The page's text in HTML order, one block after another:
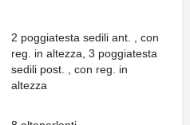
2 poggiatesta sedili ant. , con
reg. in altezza, 3 poggiatesta
sedili post. , con reg. in
altezza